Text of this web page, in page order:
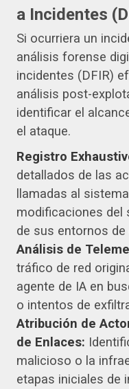
a Incidentes
Si ocurriera un
análisis forense
incidentes (DFIR)
análisis post-
identificar el
el ataque.
Registro
detallados de las
llamadas al
modificaciones del
de sus entornos de
Análisis de
tráfico de red
agente de IA en
o intentos de
Atribución de
de Enlaces:
malicioso o la
etapas iniciales de